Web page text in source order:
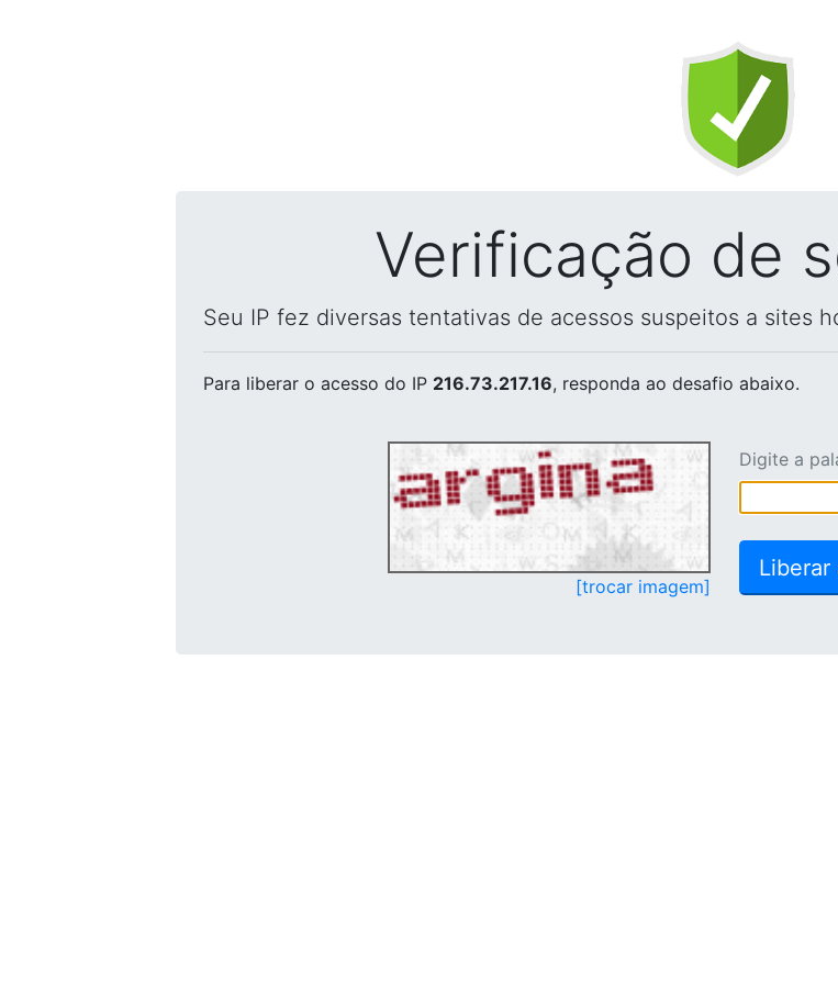
Verificação de
Seu IP fez diversas tentativas de acessos suspeitos a sites
Para liberar o acesso do IP 216.73.217.16, responda ao desafio abaixo.
[trocar imagem]
Digite a